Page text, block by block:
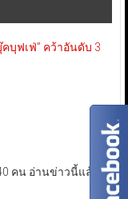
บุฟเฟ่” คว้าอันดับ 3
คน อ่านข่าวนี้แล้ว)